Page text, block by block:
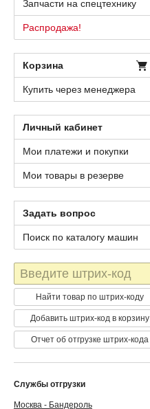
Запчасти на спецтехнику
Распродажа!
Корзина
Купить через менеджера
Личный кабинет
Мои платежи и покупки
Мои товары в резерве
Задать вопрос
Поиск по каталогу машин
Штрих-
код
Найти товар по штрих-коду
Добавить штрих-код в корзину
Отчет об отгрузке штрих-кода
Службы отгрузки
Москва - Бандероль